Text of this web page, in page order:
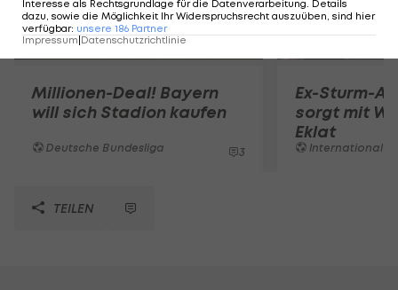
Millionen-Deal! Bayern
will sich Stadion kaufen
Deutsche Bundesliga 3
Ex-Sturm-
sorgt mit
Eklat
International
TEILEN
Interesse als Rechtsgrundlage für die Datenverarbeitung. Details
dazu, sowie die Möglichkeit Ihr Widerspruchsrecht auszuüben, sind hier
verfügbar: unsere 186 Partner
Impressum Datenschutzrichtlinie